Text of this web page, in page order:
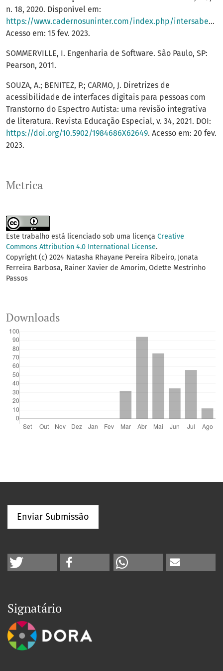
Metrica
n. 18, 2020. Disponível em:
https://www.cadernosuninter.com/index.php/intersaberes/article/view/1279
Acesso em: 15 fev. 2023.
SOMMERVILLE, I. Engenharia de Software. São Paulo, SP:
Pearson, 2011.
SOUZA, A.; BENITEZ, P.; CARMO, J. Diretrizes de
acessibilidade de interfaces digitais para pessoas com
Transtorno do Espectro Autista: uma revisão integrativa
de literatura. Revista Educação Especial, v. 34, 2021. DOI:
https://doi.org/10.5902/1984686X62649. Acesso em: 20 fev.
2023.
Este trabalho está licenciado sob uma licença Creative
Commons Attribution 4.0 International License.
Copyright (c) 2024 Natasha Rhayane Pereira Ribeiro, Jonata
Ferreira Barbosa, Rainer Xavier de Amorim, Odette Mestrinho
Passos
Downloads
Enviar Submissão
Signatário